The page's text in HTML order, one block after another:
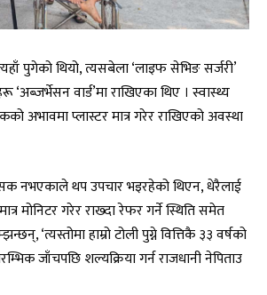
पुगेको थियो, त्यसबेला ‘लाइफ सेभिङ सर्जरी’
‘अब्जर्भेसन वार्ड’मा राखिएका थिए । स्वास्थ्य
अभावमा प्लास्टर मात्र गरेर राखिएको अवस्था
नभएकाले थप उपचार भइरहेको थिएन, धेरैलाई
मोनिटर गरेर राख्दा रेफर गर्ने स्थिति समेत
‘त्यस्तोमा हाम्रो टोली पुग्ने वित्तिकै ३३ वर्षको
जाँचपछि शल्यक्रिया गर्न राजधानी नेपिताउ